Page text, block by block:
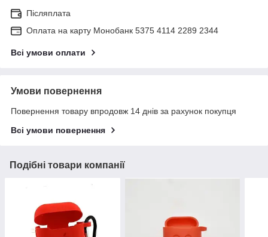
Післяплата
Оплата на карту Монобанк 5375 4114 2289 2344
Всі умови оплати
Умови повернення
Повернення товару впродовж 14 днів за рахунок покупця
Всі умови повернення
Подібні товари компанії